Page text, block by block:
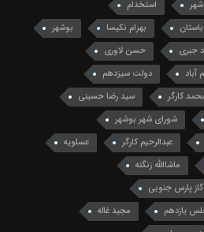
استخدام
بهرام نکیسا
بوشهر
جبری
حسن لاوری
آباد
دولت سیزدهم
کارگر
سید رضا حسینی
شورای شهر بوشهر
عبدالرحیم کارگر
عسلویه
ماشاالله زنگنه
پارس جنوبی
یازدهم
مجید غاله